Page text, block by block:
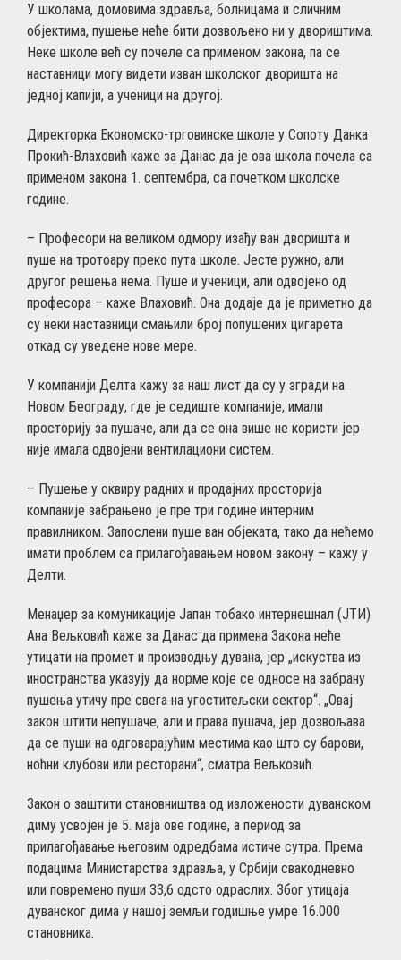
У школама, домовима здравља, болницама и сличним
објектима, пушење неће бити дозвољено ни у двориштима.
Неке школе већ су почеле са применом закона, па се
наставници могу видети изван школског дворишта на
једној капији, а ученици на другој.
Директорка Економско-трговинске школе у Сопоту Данка
Прокић-Влаховић каже за Данас да је ова школа почела са
применом закона 1. септембра, са почетком школске
године.
– Професори на великом одмору изађу ван дворишта и
пуше на тротоару преко пута школе. Јесте ружно, али
другог решења нема. Пуше и ученици, али одвојено од
професора – каже Влаховић. Она додаје да је приметно да
су неки наставници смањили број попушених цигарета
откад су уведене нове мере.
У компанији Делта кажу за наш лист да су у згради на
Новом Београду, где је седиште компаније, имали
просторију за пушаче, али да се она више не користи јер
није имала одвојени вентилациони систем.
– Пушење у оквиру радних и продајних просторија
компаније забрањено је пре три године интерним
правилником. Запослени пуше ван објеката, тако да нећемо
имати проблем са прилагођавањем новом закону – кажу у
Делти.
Менаџер за комуникације Јапан тобако интернешнал (ЈТИ)
Ана Вељковић каже за Данас да примена Закона неће
утицати на промет и производњу дувана, јер „искуства из
иностранства указују да норме које се односе на забрану
пушења утичу пре свега на угоститељски сектор“. „Овај
закон штити непушаче, али и права пушача, јер дозвољава
да се пуши на одговарајућим местима као што су барови,
ноћни клубови или ресторани“, сматра Вељковић.
Закон о заштити становништва од изложености дуванском
диму усвојен је 5. маја ове године, а период за
прилагођавање његовим одредбама истиче сутра. Према
подацима Министарства здравља, у Србији свакодневно
или повремено пуши 33,6 одсто одраслих. Због утицаја
дуванског дима у нашој земљи годишње умре 16.000
становника.